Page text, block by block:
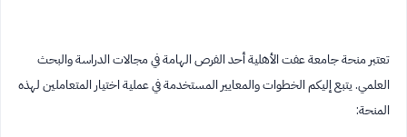
تعتبر منحة جامعة عفت الأهلية أحد الفرص الهامة في مجالات الدراسة والبحث
العلمي. يتبع إليكم الخطوات والمعايير المستخدمة في عملية اختيار المتعاملين لهذه
المنحة: